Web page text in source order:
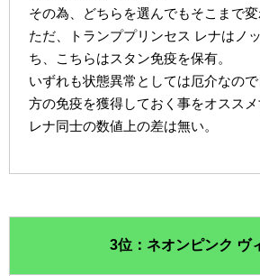
その為、どちらを選んでもそこまで変
ただ、トランププリンセス レナはノ
ち、こちらはスタン免疫を保有。
いずれも状態異常としては厄介なの
方の免疫を獲得しておく事をオススメ
レナ同士の数値上の差は無い。
3位：ネオンピンク ヴ